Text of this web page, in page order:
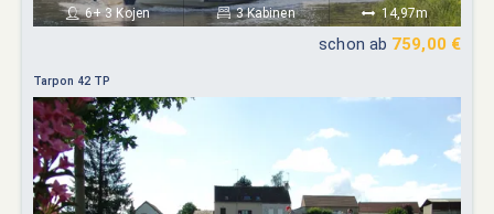
6+ 3 Kojen 3 Kabinen 14,97m
schon ab 759,00 €
Tarpon 42 TP